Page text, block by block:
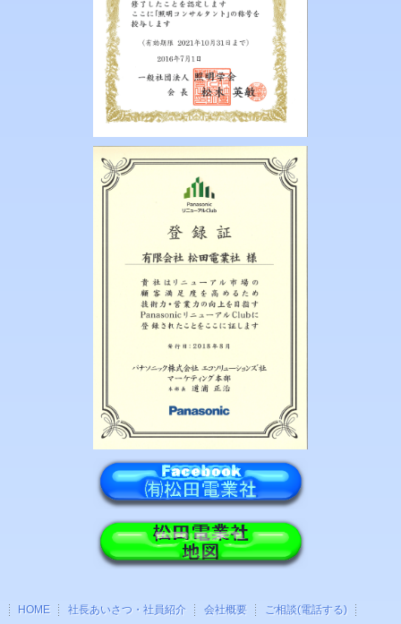
HOME 社長あいさつ・社員紹介 会社概要 ご相談(電話する)